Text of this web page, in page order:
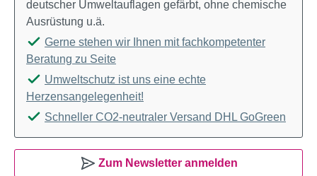
deutscher Umweltauflagen gefärbt, ohne chemische
Ausrüstung u.ä.
Gerne stehen wir Ihnen mit fachkompetenter
Beratung zu Seite
Umweltschutz ist uns eine echte
Herzensangelegenheit!
Schneller CO2-neutraler Versand DHL GoGreen
Zum Newsletter anmelden